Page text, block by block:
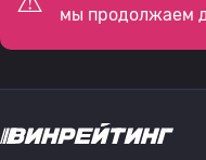
мы продолжаем